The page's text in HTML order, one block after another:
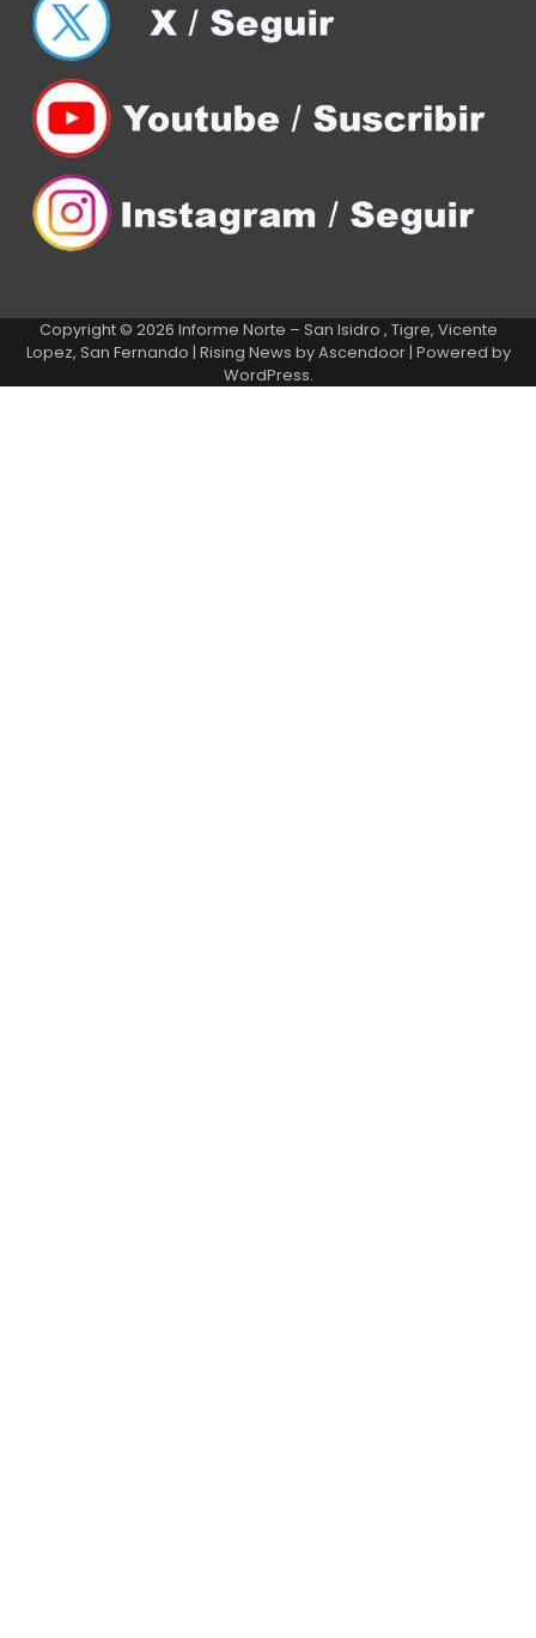
Copyright © 2026 Informe Norte – San Isidro , Tigre, Vicente
Lopez, San Fernando | Rising News byAscendoor| Powered by
WordPress.